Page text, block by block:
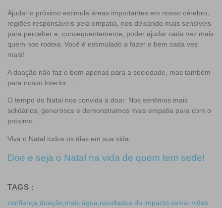
Ajudar o próximo estimula áreas importantes em nosso cérebro,
regiões responsáveis pela empatia, nos deixando mais sensíveis
para perceber e, consequentemente, poder ajudar cada vez mais
quem nos rodeia. Você é estimulado a fazer o bem cada vez
mais!
A doação não faz o bem apenas para a sociedade, mas também
para nosso interior…
O tempo do Natal nos convida a doar. Nos sentimos mais
solidários, generosos e demonstramos mais empatia para com o
próximo.
Viva o Natal todos os dias em sua vida.
Doe e seja o Natal na vida de quem tem sede!
TAGS :
confiança,doação,mais água,resultados do impacto,salvar vidas